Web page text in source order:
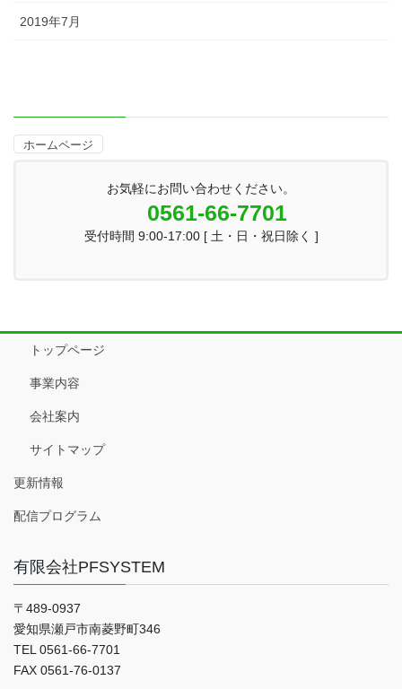
2019年7月
ホームページ
お気軽にお問い合わせください。
0561-66-7701
受付時間 9:00-17:00 [ 土・日・祝日除く ]
トップページ
事業内容
会社案内
サイトマップ
更新情報
配信プログラム
有限会社PFSYSTEM
〒489-0937
愛知県瀬戸市南菱野町346
TEL 0561-66-7701
FAX 0561-76-0137